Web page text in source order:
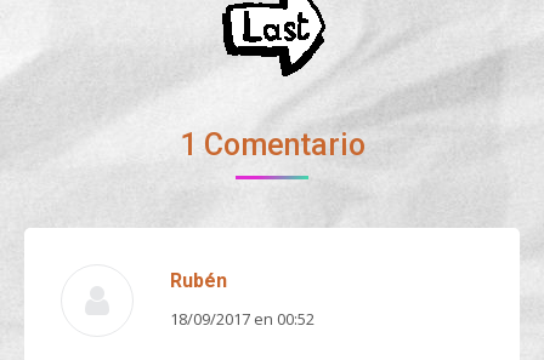
1 Comentario
Rubén
dice:
18/09/2017 en 00:52